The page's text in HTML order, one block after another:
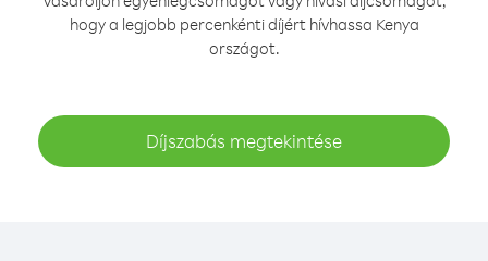
hogy a legjobb percenkénti díjért hívhassa Kenya
országot.
Díjszabás megtekintése